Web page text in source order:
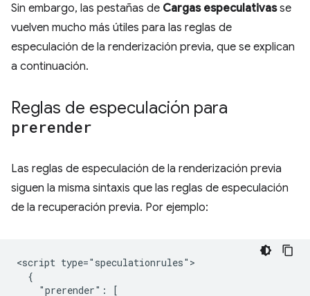
Sin embargo, las pestañas de Cargas especulativasse
vuelven mucho más útiles para las reglas de
especulación de la renderización previa, que se explican
a continuación.
Reglas de especulación para
prerender
Las reglas de especulación de la renderización previa
siguen la misma sintaxis que las reglas de especulación
de la recuperación previa. Por ejemplo:
<script type="speculationrules">
  {
    "prerender": [